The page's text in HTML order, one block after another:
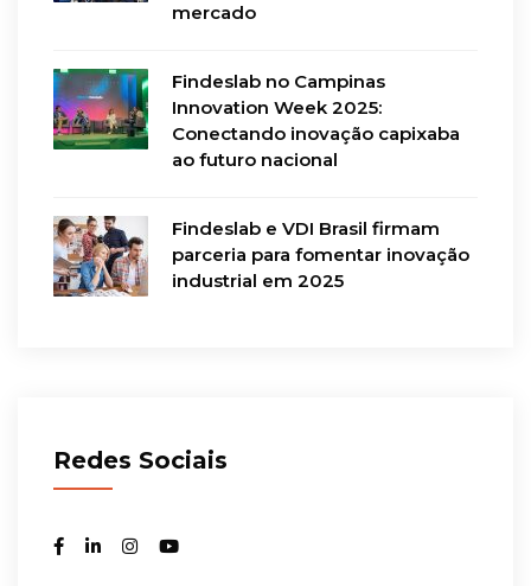
mercado
Findeslab no Campinas
Innovation Week 2025:
Conectando inovação capixaba
ao futuro nacional
Findeslab e VDI Brasil firmam
parceria para fomentar inovação
industrial em 2025
Redes Sociais